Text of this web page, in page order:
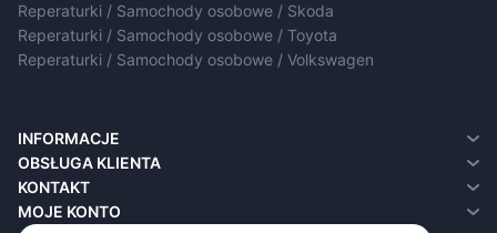
Reperaturki / Samochody osobowe / Skoda
Reperaturki / Samochody osobowe / Toyota
Reperaturki / Samochody osobowe / Volkswagen
INFORMACJE
O nas
Dostawa
Polityka prywatności
OBSŁUGA KLIENTA
Kontakt
Zwroty
KONTAKT
MOJE KONTO